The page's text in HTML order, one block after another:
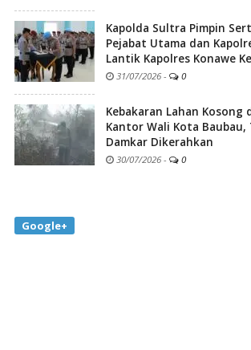
Kapolda Sultra Pimpin
Pejabat Utama dan
Lantik Kapolres Konawe
31/07/2026 - 0
Kebakaran Lahan Kosong
Kantor Wali Kota Baubau,
Damkar Dikerahkan
30/07/2026 - 0
Google+